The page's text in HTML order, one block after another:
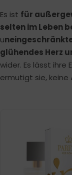
Es ist für
selten im Leben
u
glühendes Herz
wider. Es lässt ihre
ermutigt sie, keine